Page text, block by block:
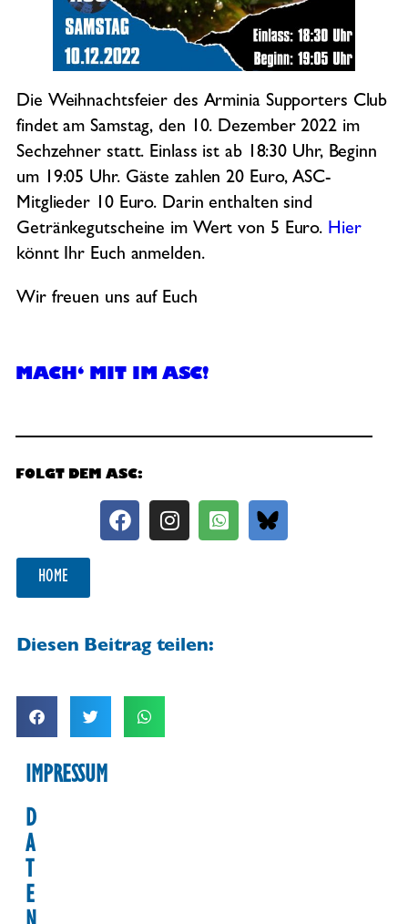
Die Weihnachtsfeier des Arminia Supporters Club
findet am Samstag, den 10. Dezember 2022 im
Sechzehner statt. Einlass ist ab 18:30 Uhr, Beginn
um 19:05 Uhr. Gäste zahlen 20 Euro, ASC-
Mitglieder 10 Euro. Darin enthalten sind
Getränkegutscheine im Wert von 5 Euro. Hier
könnt Ihr Euch anmelden.
Wir freuen uns auf Euch
MACH‘ MIT IM ASC!
FOLGT DEM ASC:
HOME
Diesen Beitrag teilen:
IMPRESSUM
D
A
T
E